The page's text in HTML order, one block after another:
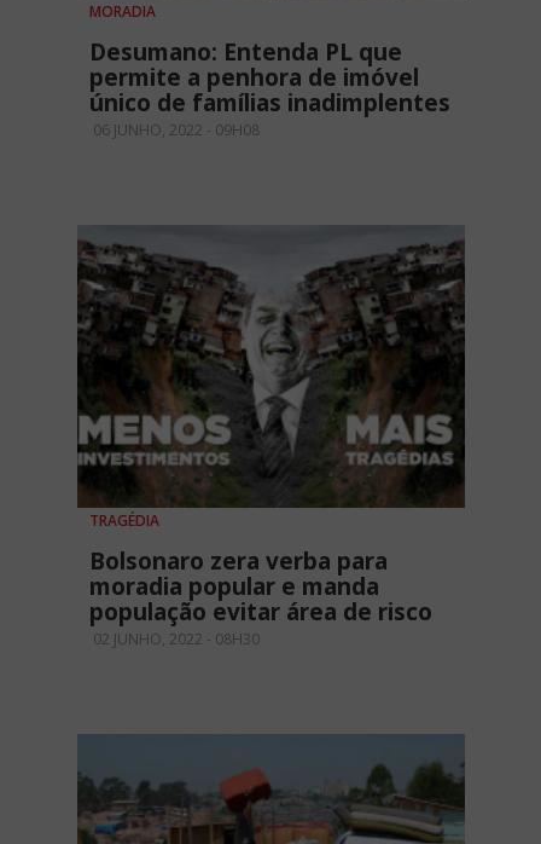
MORADIA
Desumano: Entenda PL que
permite a penhora de imóvel
único de famílias inadimplentes
06 JUNHO, 2022 - 09H08
TRAGÉDIA
Bolsonaro zera verba para
moradia popular e manda
população evitar área de risco
02 JUNHO, 2022 - 08H30